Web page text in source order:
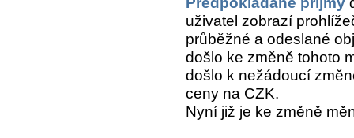
uživatel zobrazí
průběžné a odeslané
došlo ke změně tohoto
došlo k nežádoucí
ceny na CZK.
Nyní již je ke změně